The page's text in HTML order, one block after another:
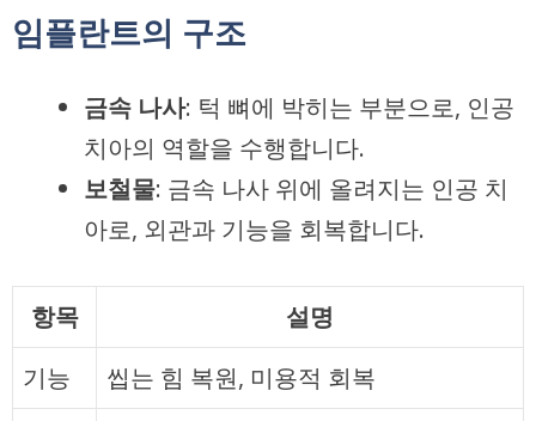
임플란트의 구조
금속 나사: 턱 뼈에 박히는 부분으로, 인공
치아의 역할을 수행합니다.
보철물: 금속 나사 위에 올려지는 인공 치
아로, 외관과 기능을 회복합니다.
항목
설명
기능
씹는 힘 복원, 미용적 회복